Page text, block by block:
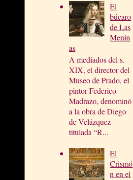
El
búcaro
de Las
Menin
as
A mediados del s.
XIX, el director del
Museo de Prado, el
pintor Federico
Madrazo, denominó
a la obra de Diego
de Velázquez
titulada “R...
El
Crismó
n en el